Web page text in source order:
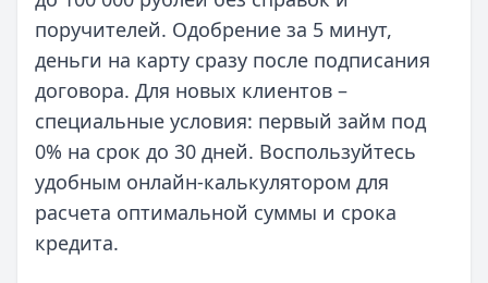
поручителей. Одобрение за 5 минут,
деньги на карту сразу после подписания
договора. Для новых клиентов –
специальные условия: первый займ под
0% на срок до 30 дней. Воспользуйтесь
удобным онлайн-калькулятором для
расчета оптимальной суммы и срока
кредита.